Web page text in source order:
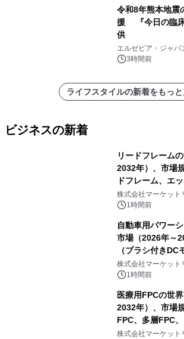
令和8年熊本地震
援 『今日の臨
供
エルゼビア・ジャパ
3時間前
ライフスタイルの新着をもっ
ビジネスの新着
リードフレーム
2032年）、市場
ドフレーム、エ
レーム）・分析
株式会社マーケット
1時間前
自動車用パワー
市場（2026年～
（ブラシ付きDC
スDCモーター）
表
株式会社マーケット
1時間前
医療用FPCの世
2032年）、市場
FPC、多層FPC
PCB）・分析レ
株式会社マーケット